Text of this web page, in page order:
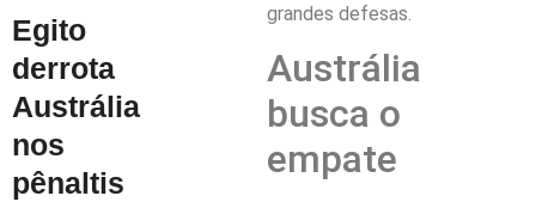
Egito
derrota
Austrália
nos
pênaltis
grandes defesas.
Austrália
busca o
empate